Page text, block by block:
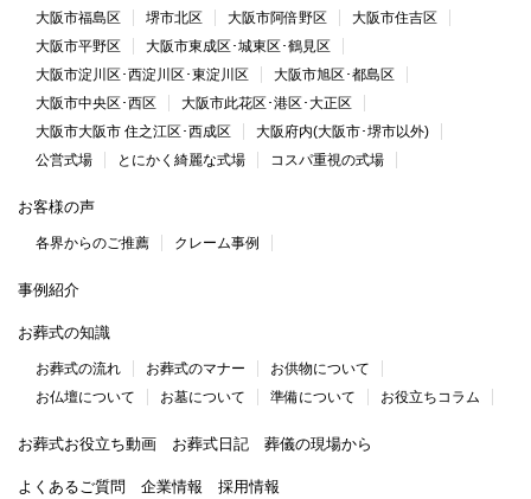
大阪市福島区
堺市北区 大阪市阿倍野区
大阪市住吉区
大阪市平野区
大阪市東成区･城東区･鶴見区
大阪市淀川区･西淀川区･東淀川区
大阪市旭区･都島区
大阪市中央区･西区
大阪市此花区･港区･大正区
大阪市大阪市 住之江区･西成区
大阪府内(大阪市･堺市以外)
公営式場
とにかく綺麗な式場 コスパ重視の式場
お客様の声
各界からのご推薦 クレーム事例
事例紹介
お葬式の知識
お葬式の流れ お葬式のマナー
お供物について
お仏壇について
お墓について 準備について お役立ちコラム
お葬式お役立ち動画 お葬式日記 葬儀の現場から
よくあるご質問 企業情報 採用情報